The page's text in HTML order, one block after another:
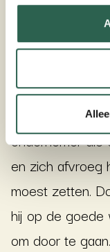
VAO altijd iets
daardoor
regelmatig
twijfels die na
durft door te
ondernemer
en zich afvroeg
moest zetten.
hij op de goede
om door te gaan.